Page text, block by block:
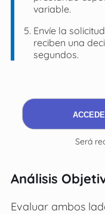
variable.
Envíe la
reciben una
segundos.
Será
Análisis
Evaluar ambos